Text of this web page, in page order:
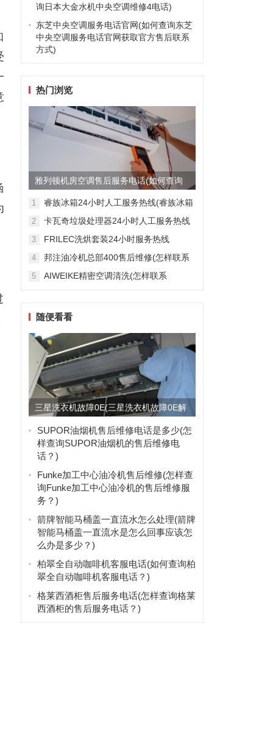
询日本大金水机中央空调维修4电话)
东芝中央空调服务电话官网(如何查询东芝
中央空调服务电话官网获取官方售后联系
方式)
热门浏览
雅列顿机房空调售后服务电话(如何查询
雅列顿机房空调售后服务电...
1
睿族冰箱24小时人工服务热线(睿族冰箱
2
卡瓦奇垃圾处理器24小时人工服务热线
是多少？)
3
FRILEC洗烘套装24小时服务热线
少？)
4
邦注油冷机总部400售后维修(怎样联系
5
AIWEIKE精密空调清洗(怎样联系
随便看看
三星洗衣机故障0E(三星洗衣机故障0E解
决方案：详细步骤与技...
SUPOR油烟机售后维修电话是多少(怎
样查询SUPOR油烟机的售后维修电
话？)
Funke加工中心油冷机售后维修(怎样查
询Funke加工中心油冷机的售后维修服
务？)
箭牌智能马桶盖一直流水怎么处理(箭牌
智能马桶盖一直流水是怎么回事应该怎
么办是多少？)
柏翠全自动咖啡机客服电话(如何查询柏
翠全自动咖啡机客服电话？)
格莱西酒柜售后服务电话(怎样查询格莱
西酒柜的售后服务电话？)